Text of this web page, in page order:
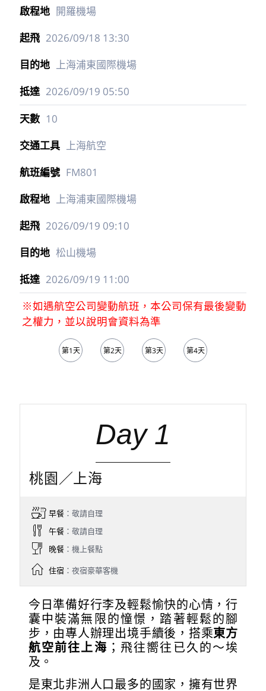
開羅機場
2026/09/18 13:30
上海浦東國際機場
2026/09/19 05:50
10
上海航空
FM801
上海浦東國際機場
2026/09/19 09:10
松山機場
2026/09/19 11:00
※如遇航空公司變動航班，本公司保有最後變動
之權力，並以說明會資料為準
第1天 第2天 第3天 第4天
Day 1
桃園／上海
早餐：敬請自理
午餐：敬請自理
晚餐：機上餐點
住宿：夜宿豪華客機
今日準備好行李及輕鬆愉快的心情，行
囊中裝滿無限的憧憬，踏著輕鬆的腳
步，由專人辦理出境手續後，搭乘東方
航空前往上海 ；飛往嚮往已久的～埃
及。
是東北非洲人口最多的國家，擁有世界